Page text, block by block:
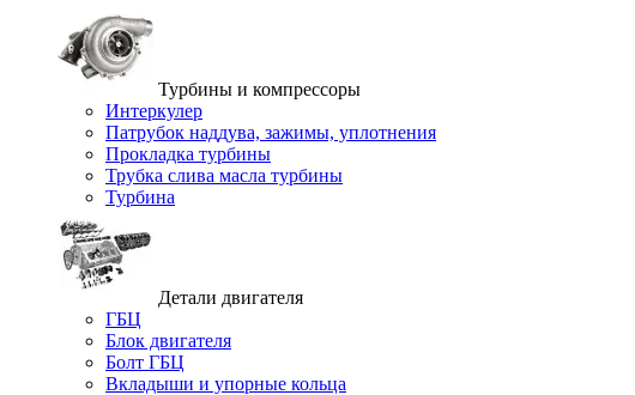
Турбины и компрессоры
Интеркулер
Патрубок наддува, зажимы, уплотнения
Прокладка турбины
Трубка слива масла турбины
Турбина
Детали двигателя
ГБЦ
Блок двигателя
Болт ГБЦ
Вкладыши и упорные кольца